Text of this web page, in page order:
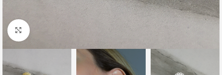
Click to enlarge